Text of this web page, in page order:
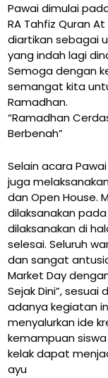
Pawai dimulai
RA Tahfiz Quran
diartikan sebagai
yang indah lagi
Semoga dengan
semangat kita
Ramadhan.
“Ramadhan
Berbenah”
Selain acara
juga
dan Open House.
dilaksanakan pada
dilaksanakan di
selesai. Seluruh
dan sangat
Market Day
Sejak Dini”,
adanya kegiatan
menyalurkan ide
kemampuan
kelak dapat
ayu